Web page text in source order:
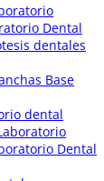
Dental
dentales
Base
dental
Dental